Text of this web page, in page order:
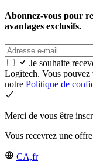
Abonnez-vous pour
avantages exclusifs.
Je souhaite
Logitech. Vous pouvez
notre Politique de
Merci de vous être
Vous recevrez une
CA,fr